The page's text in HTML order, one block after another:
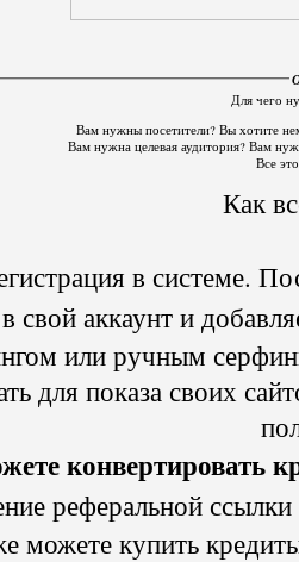
Для чего
Вам нужны посетители? Вы хотите
Вам нужна целевая аудитория? Вам
Все
Как
в системе.
свой аккаунт и
или ручным серфингом
показа своих сайтов, страниц или
конвертировать
реферальной
можете купить